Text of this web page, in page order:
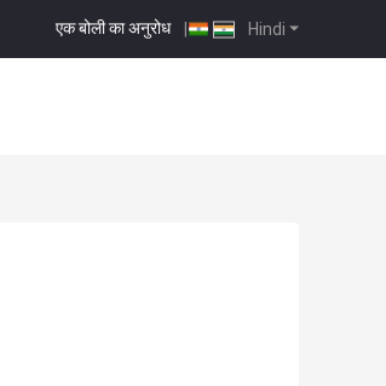
Hindi
एक बोली का अनुरोध |